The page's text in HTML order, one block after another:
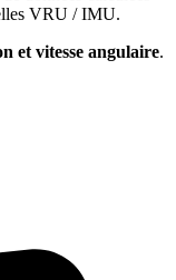
VRU / IMU.
et vitesse angulaire.